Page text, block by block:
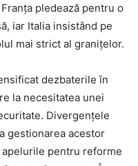
pledează pentru o
iar Italia insistând pe
mai strict al granițelor.
dezbaterile în
la necesitatea unei
Divergențele
gestionarea acestor
pentru reforme